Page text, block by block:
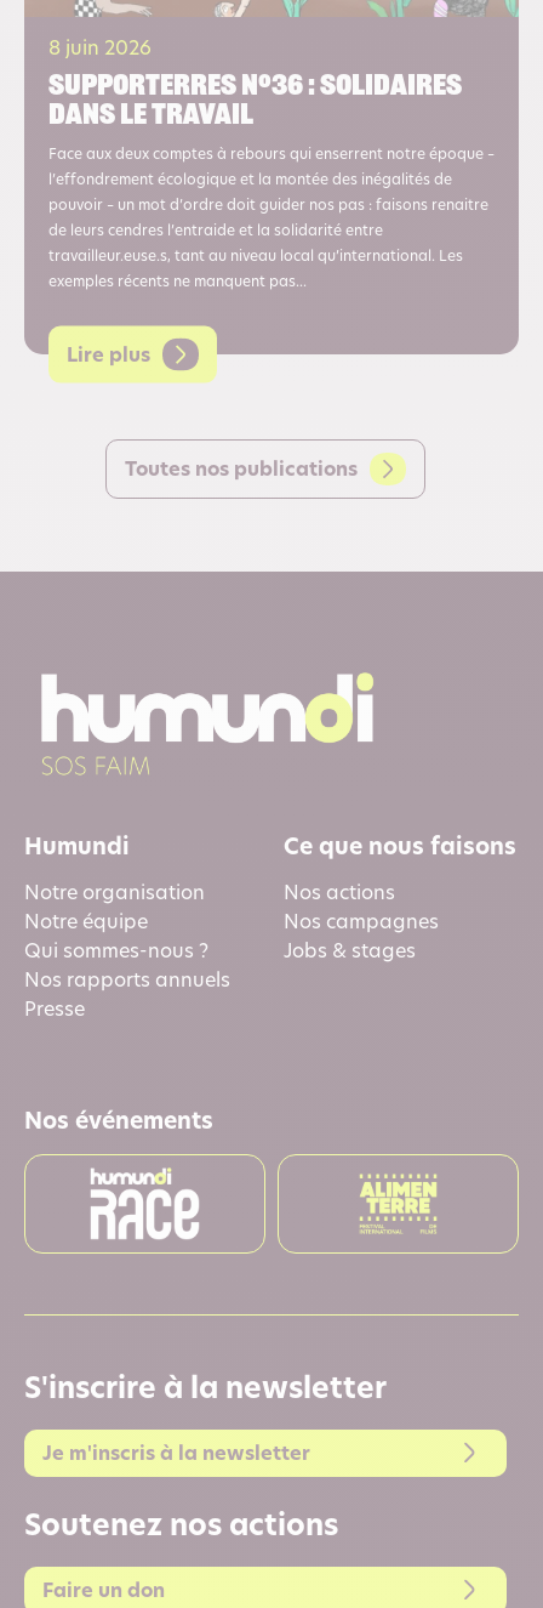
8 juin 2026
Supporterres n°36 : Solidaires
dans le travail
Face aux deux comptes à rebours qui enserrent notre époque –
l’effondrement écologique et la montée des inégalités de
pouvoir – un mot d’ordre doit guider nos pas : faisons renaitre
de leurs cendres l’entraide et la solidarité entre
travailleur.euse.s, tant au niveau local qu’international. Les
exemples récents ne manquent pas...
Lire plus
Toutes nos publications
Humundi
Notre organisation
Notre équipe
Qui sommes-nous ?
Nos rapports annuels
Presse
Ce que nous faisons
Nos actions
Nos campagnes
Jobs & stages
Nos événements
S'inscrire à la newsletter
Je m'inscris à la newsletter
Soutenez nos actions
Faire un don